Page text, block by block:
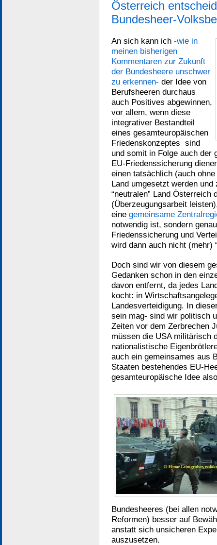
Österreich
Bundesheer-
An sich kann ich -wie in
meinen bisherigen
Kommentaren zur Zukunft
der Bundesheere unschwer
zu erkennen- der Idee von
Berufsheeren durchaus
auch Positives abgewinnen,
vor allem, wenn diese
integrativer Bestandteil
eines gesamteuropäischen
Friedenskonzeptes sind
und somit in Folge auch der
EU-Friedenssicherung
einen tatsächlich (auch
Land umgesetzt werden
“neutralen” Land Österreich
(Überzeugungsarbeit
eine gemeinsame
notwendig ist, sondern
Friedenssicherung und
wird dann auch nicht (mehr)
Doch sind wir von diesem
Gedanken schon in den
davon entfernt, da jedes
kocht: in
Landesverteidigung. In
sein mag- sind wir politisch
Zeiten vor dem Zerbrechen
müssen die USA militärisch
nationalistische
auch ein gemeinsames aus
Staaten bestehendes EU-
gesamteuropäische Idee
Bundesheeres (bei allen
Reformen) besser auf
anstatt sich unsicheren
auszusetzen.